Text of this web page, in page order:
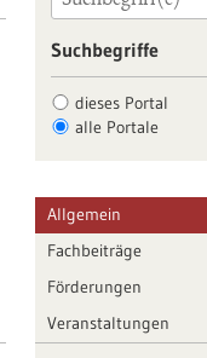
Suchbegriffe
dieses Portal
alle Portale
Allgemein
Fachbeiträge
Förderungen
Veranstaltungen